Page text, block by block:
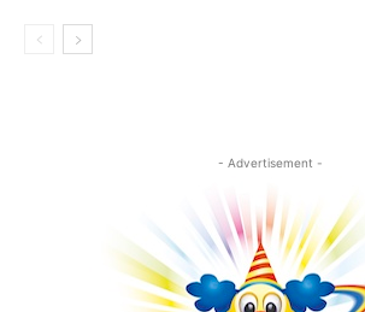
- Advertisement -